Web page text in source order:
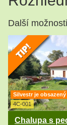
Další
Silvestr je obsazený
4C-001